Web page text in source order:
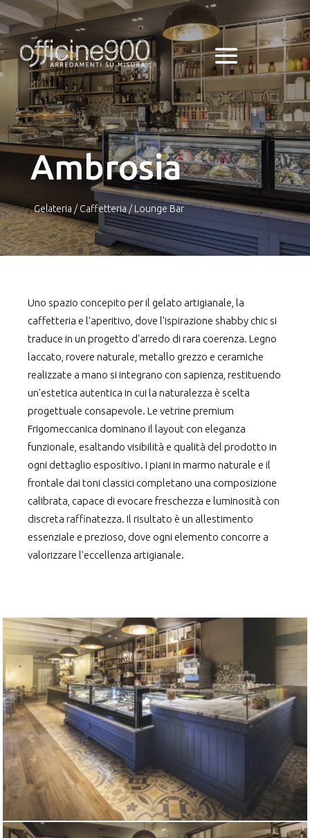
Ambrosia
Gelateria / Caffetteria / Lounge Bar
Uno spazio concepito per il gelato artigianale, la
caffetteria e l'aperitivo, dove l'ispirazione shabby chic si
traduce in un progetto d'arredo di rara coerenza. Legno
laccato, rovere naturale, metallo grezzo e ceramiche
realizzate a mano si integrano con sapienza, restituendo
un'estetica autentica in cui la naturalezza è scelta
progettuale consapevole. Le vetrine premium
Frigomeccanica dominano il layout con eleganza
funzionale, esaltando visibilità e qualità del prodotto in
ogni dettaglio espositivo. I piani in marmo naturale e il
frontale dai toni classici completano una composizione
calibrata, capace di evocare freschezza e luminosità con
discreta raffinatezza. Il risultato è un allestimento
essenziale e prezioso, dove ogni elemento concorre a
valorizzare l'eccellenza artigianale.